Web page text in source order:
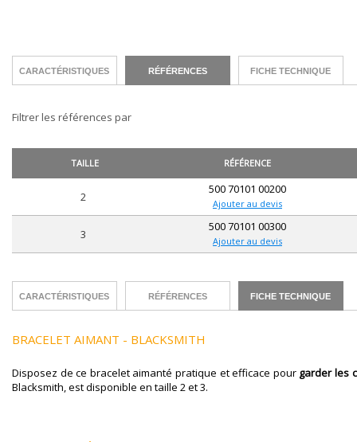
CARACTÉRISTIQUES RÉFÉRENCES FICHE TECHNIQUE
Filtrer les références par
TAILLE RÉFÉRENCE
2
500 70101 00200
Ajouter au devis
3
500 70101 00300
Ajouter au devis
CARACTÉRISTIQUES RÉFÉRENCES FICHE TECHNIQUE
BRACELET AIMANT - BLACKSMITH
Disposez de ce bracelet aimanté pratique et efficace pour garder les
Blacksmith, est disponible en taille 2 et 3.